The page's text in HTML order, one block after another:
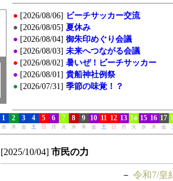
[2025/10/04] 市民の力
－ 令和7/皇